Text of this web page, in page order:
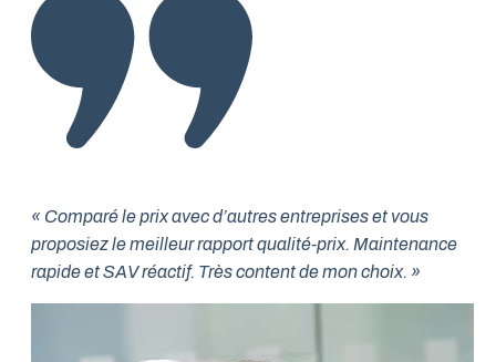
« Comparé le prix avec d’autres entreprises et vous
proposiez le meilleur rapport qualité-prix. Maintenance
rapide et SAV réactif. Très content de mon choix. »